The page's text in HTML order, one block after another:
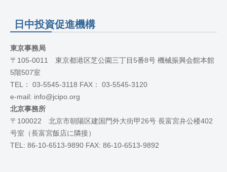
日中投資促進機構
東京事務局
〒105-0011 東京都港区芝公園三丁目5番8号 機械振興会館本館
5階507室
TEL： 03-5545-3118 FAX： 03-5545-3120
e-mail: info@jcipo.org
北京事務所
〒100022 北京市朝陽区建国門外大街甲26号 長富宮弁公楼402
号室（長富宮飯店に隣接）
TEL: 86-10-6513-9890 FAX: 86-10-6513-9892